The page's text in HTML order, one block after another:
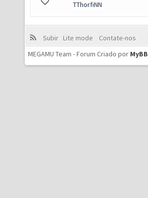
TThorfiNN
Subir Lite mode
Contate-nos
MEGAMU Team - Forum Criado por MyBB